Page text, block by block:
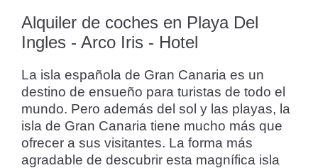
Alquiler de coches en Playa Del
Ingles - Arco Iris - Hotel
La isla española de Gran Canaria es un
destino de ensueño para turistas de todo el
mundo. Pero además del sol y las playas, la
isla de Gran Canaria tiene mucho más que
ofrecer a sus visitantes. La forma más
agradable de descubrir esta magnífica isla